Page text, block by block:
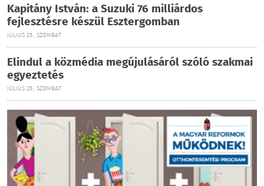
Kapitány István: a Suzuki 76 milliárdos
fejlesztésre készül Esztergomban
JÚLIUS 25., SZOMBAT
Elindul a közmédia megújulásáról szóló szakmai
egyeztetés
JÚLIUS 25., SZOMBAT